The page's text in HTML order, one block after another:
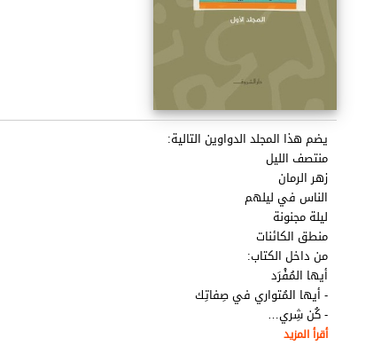
يضم هذا المجلد الدواوين التالية:
منتصف الليل
زهر الرمان
الناس في ليلهم
ليلة مجنونة
منطق الكائنات
من داخل الكتاب:
أيها المُفْرَد
- أيها المُتواري في صِفاتِك
- كُن شِري…
أقرأ المزيد